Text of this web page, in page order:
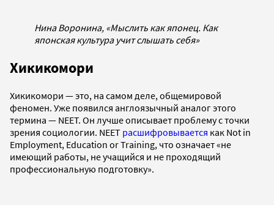
Нина Воронина, «Мыслить как японец. Как
японская культура учит слышать себя»
Хикикомори
Хикикомори — это, на самом деле, общемировой
феномен. Уже появился англоязычный аналог этого
термина — NEET. Он лучше описывает проблему с точки
зрения социологии. NEET расшифровывается как Not in
Employment, Education or Training, что означает «не
имеющий работы, не учащийся и не проходящий
профессиональную подготовку».